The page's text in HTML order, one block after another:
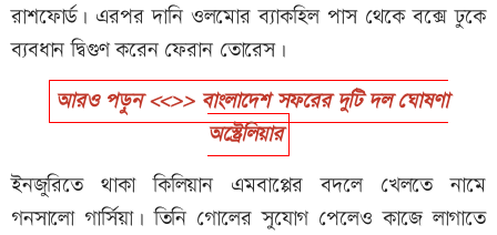
রাশফোর্ড। এরপর দানি ওলমোর ব্যাকহিল পাস থেকে বক্সে ঢুকে
ব্যবধান দ্বিগুণ করেন ফেরান তোরেস।
আরও পড়ুন <<>> বাংলাদেশ সফরের দুটি দল ঘোষণা
অস্ট্রেলিয়ার
ইনজুরিতে থাকা কিলিয়ান এমবাপ্পের বদলে খেলতে নামে
গনসালো গার্সিয়া। তিনি গোলের সুযোগ পেলেও কাজে লাগাতে